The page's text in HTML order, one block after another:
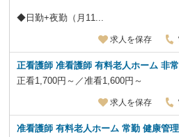
◆日勤+夜勤（月11...
求人を保存
正看護師 准看護師 有料老人ホーム 非
正看1,700円～／准看1,600円～
求人を保存
准看護師 有料老人ホーム 常勤 健康管理